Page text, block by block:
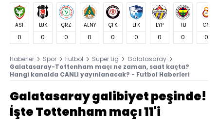
ASF
0
BJK
0
ÇRZ
0
ALNY
0
ÇFK
0
EFK
0
EYP
0
FB
0
GS
0
Haberler Spor Futbol Süper Lig
Galatasaray
Galatasaray-Tottenham maçı ne zaman, saat kaçta?
Hangi kanalda CANLI yayınlanacak? - Futbol Haberleri
Galatasaray galibiyet peşinde!
İşte Tottenham maçı 11'i